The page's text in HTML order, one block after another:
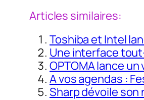
Articles similaires:
Toshiba et Intel
Une interface
OPTOMA lance
A vos agendas :
Sharp dévoile